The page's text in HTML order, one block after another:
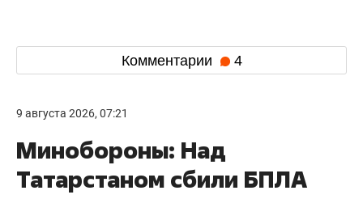
Комментарии 4
9 августа 2026, 07:21
Минобороны: Над
Татарстаном сбили БПЛА